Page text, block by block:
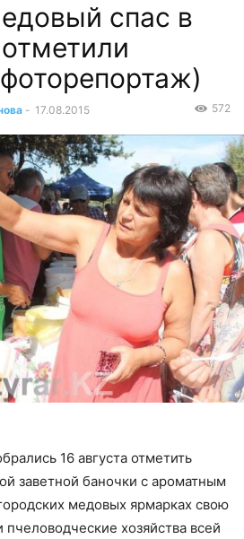
спас в
- 17.08.2015 572
16 августа отметить
заветной баночки с ароматным
медовых ярмарках свою
хозяйства всей